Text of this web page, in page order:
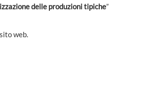
delle produzioni tipiche”
web.